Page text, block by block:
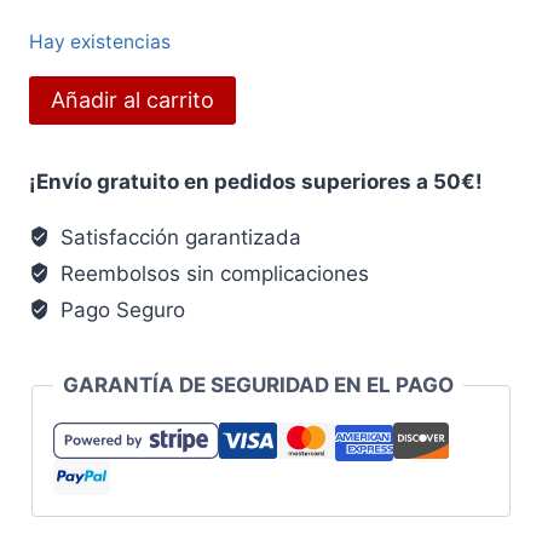
Hay existencias
guerra
los
Sambre:
Hugo
&
Iris
Añadir al carrito
¡Envío gratuito en pedidos superiores a 50€!
Satisfacción garantizada
Reembolsos sin complicaciones
Pago Seguro
GARANTÍA DE SEGURIDAD EN EL PAGO